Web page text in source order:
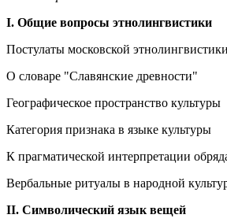
I. Общие вопросы этнолингвистики
Постулаты московской этнолингвистики
О словаре "Славянские древности"
Географическое пространство культуры
Категория признака в языке культуры
К прагматической интерпретации
Вербальные ритуалы в народной
II. Символический язык вещей